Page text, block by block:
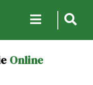
Online